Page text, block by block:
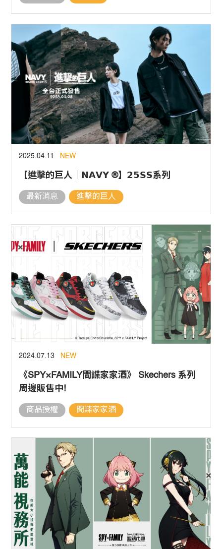
2025.04.11 NEW
【進擊的巨人｜𝗡𝗔𝗩𝗬 ®】𝟮𝟱𝗦𝗦系列
最新消息 進擊的巨人
2024.07.13 NEW
《SPY×FAMILY間諜家家酒》 Skechers 系列
周邊販售中!
商品授權 間諜家家酒